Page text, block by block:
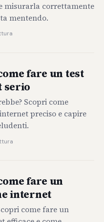
misurarla correttamente
mentendo.
fare un test
serio
Scopri come
preciso e capire
fare un
internet
come fare un